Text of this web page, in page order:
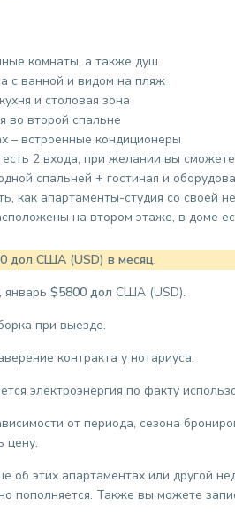
комнаты, а также душ
с ванной и видом на пляж
и столовая зона
во второй спальне
– встроенные кондиционеры
2 входа, при желании вы
спальней + гостиная и
как апартаменты-студия со своей
на втором этаже, в доме
дол США (USD) в месяц.
январь $5800 дол США (USD).
при выезде.
контракта у нотариуса.
электроэнергия по факту
от периода, сезона
цену.
об этих апартаментах или другой
пополняется. Также вы можете